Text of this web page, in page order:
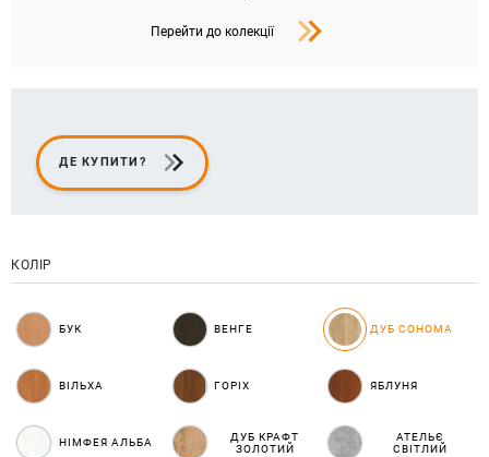
Перейти до колекції
ДЕ КУПИТИ?
КОЛІР
БУК ВЕНГЕ ДУБ СОНОМА
ВІЛЬХА ГОРІХ ЯБЛУНЯ
НІМФЕЯ АЛЬБА
ДУБ КРАФТ
ЗОЛОТИЙ
АТЕЛЬЄ
СВІТЛИЙ